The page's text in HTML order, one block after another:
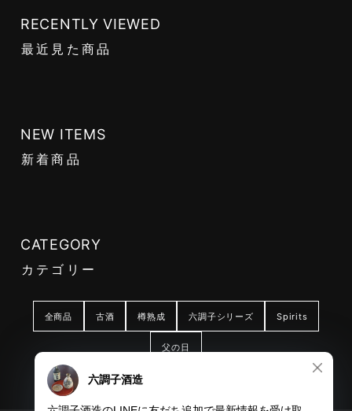
RECENTLY VIEWED
最近見た商品
NEW ITEMS
新着商品
CATEGORY
カテゴリー
全商品 古酒 樽熟成 六調子シリーズ Spirits
父の日